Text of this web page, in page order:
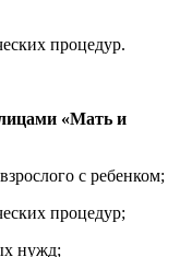
процедур.
«Мать и
с ребенком;
процедур;
нужд;